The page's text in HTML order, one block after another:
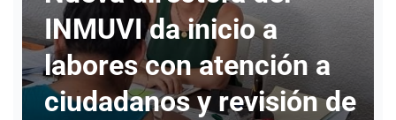
solicitado información
para realizar cambio de
identidad en Ciudad